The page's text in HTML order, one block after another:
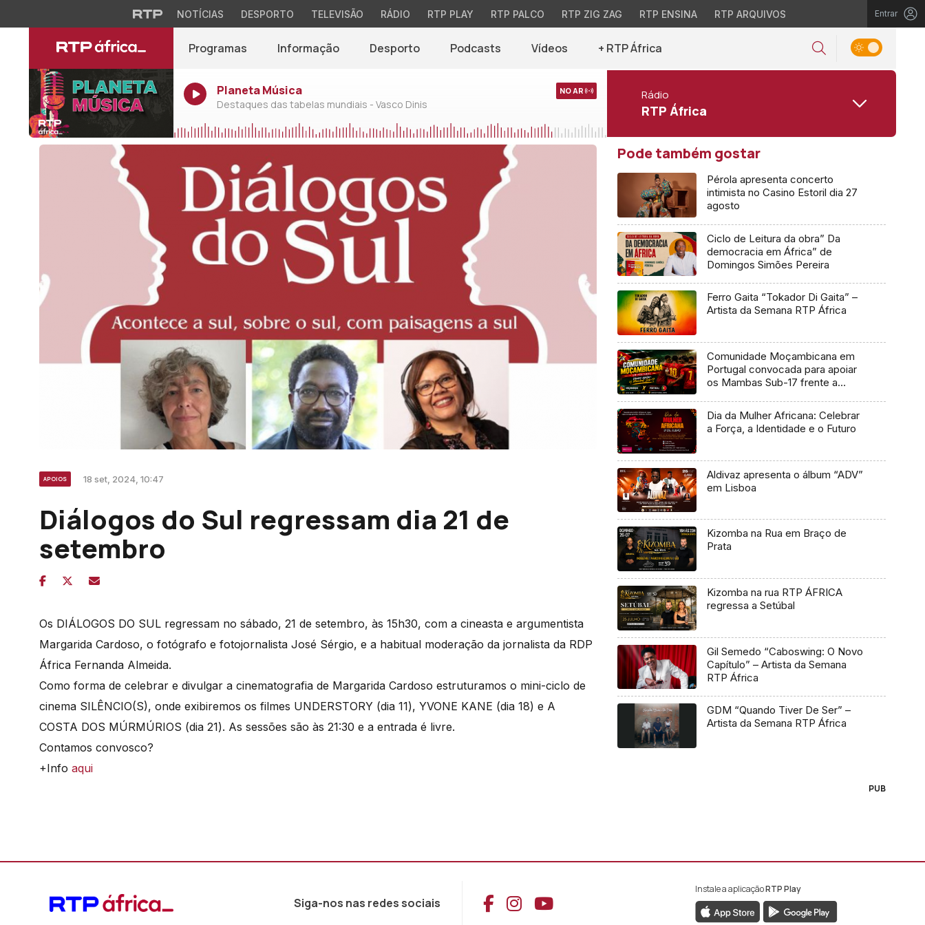
NOTÍCIAS DESPORTO TELEVISÃO RÁDIO RTP PLAY RTP PALCO RTP ZIG ZAG RTP ENSINA RTP ARQUIVOS Entrar
Programas Informação Desporto Podcasts Vídeos + RTP África
Planeta Música
Destaques das tabelas mundiais - Vasco Dinis
NO AR Rádio
RTP África
APOIOS 18 set, 2024, 10:47
Diálogos do Sul regressam dia 21 de
setembro
Os DIÁLOGOS DO SUL regressam no sábado, 21 de setembro, às 15h30, com a cineasta e argumentista
Margarida Cardoso, o fotógrafo e fotojornalista José Sérgio, e a habitual moderação da jornalista da RDP
África Fernanda Almeida.
Como forma de celebrar e divulgar a cinematografia de Margarida Cardoso estruturamos o mini-ciclo de
cinema SILÊNCIO(S), onde exibiremos os filmes UNDERSTORY (dia 11), YVONE KANE (dia 18) e A
COSTA DOS MÚRMÚRIOS (dia 21). As sessões são às 21:30 e a entrada é livre.
Contamos convosco?
+Info aqui
Pode também gostar
Pérola apresenta concerto
intimista no Casino Estoril dia 27
agosto
Ciclo de Leitura da obra” Da
democracia em África” de
Domingos Simões Pereira
Ferro Gaita “Tokador Di Gaita” –
Artista da Semana RTP África
Comunidade Moçambicana em
Portugal convocada para apoiar
os Mambas Sub-17 frente a
Dia da Mulher Africana: Celebrar
a Força, a Identidade e o Futuro
Aldivaz apresenta o álbum “ADV”
em Lisboa
Kizomba na Rua em Braço de
Prata
Kizomba na rua RTP ÁFRICA
regressa a Setúbal
Gil Semedo “Caboswing: O Novo
Capítulo” – Artista da Semana
RTP África
GDM “Quando Tiver De Ser” –
Artista da Semana RTP África
PUB
Siga-nos nas redes sociais Aceder ao Facebook da RTP África
Aceder ao Instagram da RTP África
Aceder ao YouTube da RTP África
Instale a aplicaçãoRTP Play